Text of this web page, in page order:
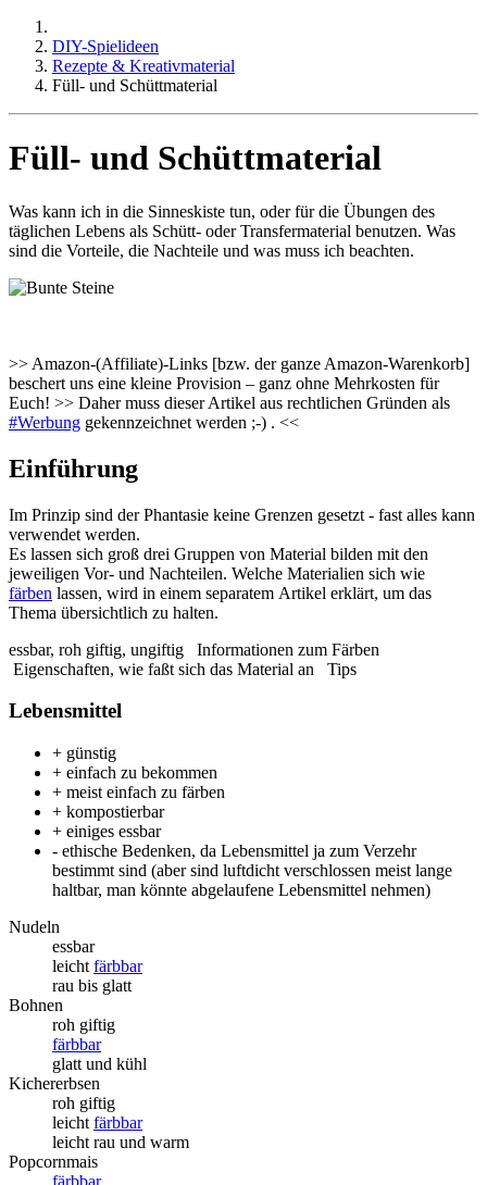
DIY-Spielideen
Rezepte & Kreativmaterial
Füll- und Schüttmaterial
Füll- und Schüttmaterial
Was kann ich in die Sinneskiste tun, oder für die Übungen des
täglichen Lebens als Schütt- oder Transfermaterial benutzen. Was
sind die Vorteile, die Nachteile und was muss ich beachten.
>> Amazon-(Affiliate)-Links [bzw. der ganze Amazon-Warenkorb]
beschert uns eine kleine Provision – ganz ohne Mehrkosten für
Euch! >> Daher muss dieser Artikel aus rechtlichen Gründen als
#Werbung gekennzeichnet werden ;-) . <<
Einführung
Im Prinzip sind der Phantasie keine Grenzen gesetzt - fast alles kann
verwendet werden.
Es lassen sich groß drei Gruppen von Material bilden mit den
jeweiligen Vor- und Nachteilen. Welche Materialien sich wie
färben lassen, wird in einem separatem Artikel erklärt, um das
Thema übersichtlich zu halten.
essbar, roh giftig, ungiftig
Informationen zum Färben
Eigenschaften, wie faßt sich das Material an
Tips
Lebensmittel
+ günstig
+ einfach zu bekommen
+ meist einfach zu färben
+ kompostierbar
+ einiges essbar
- ethische Bedenken, da Lebensmittel ja zum Verzehr
bestimmt sind (aber sind luftdicht verschlossen meist lange
haltbar, man könnte abgelaufene Lebensmittel nehmen)
Nudeln
essbar
leicht färbbar
rau bis glatt
Bohnen
roh giftig
färbbar
glatt und kühl
Kichererbsen
roh giftig
leicht färbbar
leicht rau und warm
Popcornmais